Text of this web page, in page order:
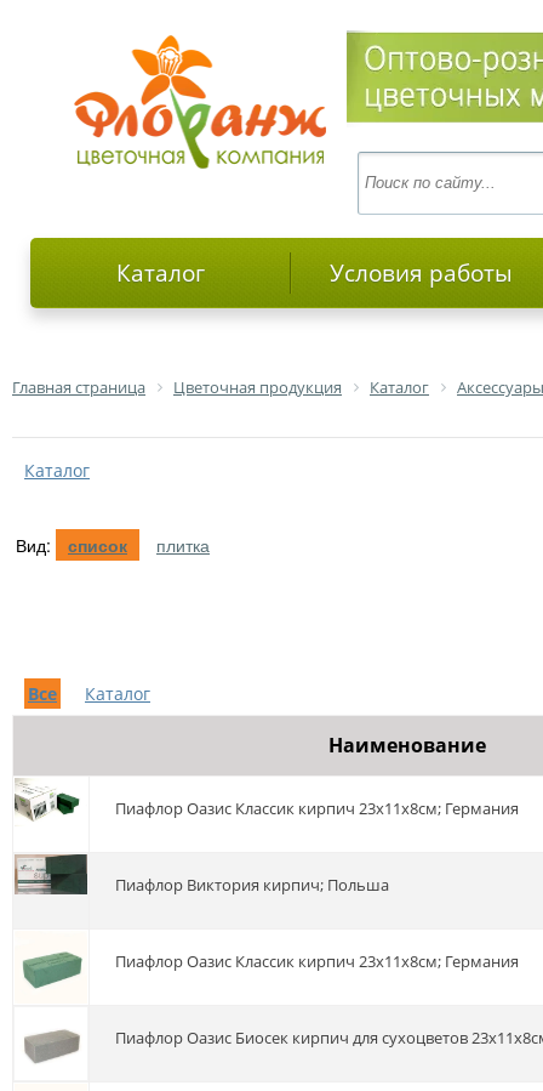
Каталог Условия работы
Главная страница Цветочная продукция Каталог
Каталог
Вид: список плитка
Все Каталог
Наименование
Пиафлор Оазис Классик кирпич 23х11х8см; Германия
Пиафлор Виктория кирпич; Польша
Пиафлор Оазис Классик кирпич 23х11х8см; Германия
Пиафлор Оазис Биосек кирпич для сухоцветов